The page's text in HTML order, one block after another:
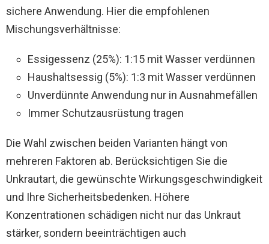
sichere Anwendung. Hier die empfohlenen
Mischungsverhältnisse:
Essigessenz (25%): 1:15 mit Wasser verdünnen
Haushaltsessig (5%): 1:3 mit Wasser verdünnen
Unverdünnte Anwendung nur in Ausnahmefällen
Immer Schutzausrüstung tragen
Die Wahl zwischen beiden Varianten hängt von
mehreren Faktoren ab. Berücksichtigen Sie die
Unkrautart, die gewünschte Wirkungsgeschwindigkeit
und Ihre Sicherheitsbedenken. Höhere
Konzentrationen schädigen nicht nur das Unkraut
stärker, sondern beeinträchtigen auch